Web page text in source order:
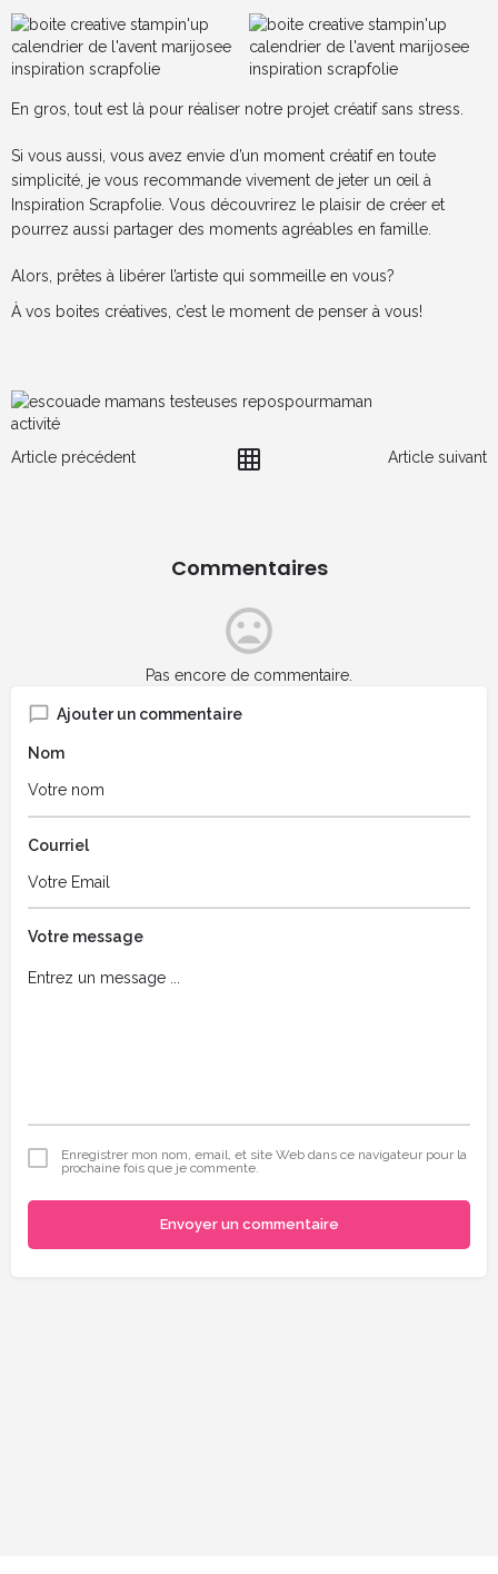
En gros, tout est là pour réaliser notre projet créatif sans stress.
Si vous aussi, vous avez envie d’un moment créatif en toute
simplicité, je vous recommande vivement de jeter un œil à
Inspiration Scrapfolie. Vous découvrirez le plaisir de créer et
pourrez aussi partager des moments agréables en famille.
Alors, prêtes à libérer l’artiste qui sommeille en vous?
À vos boites créatives, c’est le moment de penser à vous!
activité
Article précédent
Article suivant
Commentaires
Pas encore de commentaire.
Ajouter un commentaire
Nom
Courriel
Votre message
Enregistrer mon nom, email, et site Web dans ce navigateur pour la
prochaine fois que je commente.
Envoyer un commentaire